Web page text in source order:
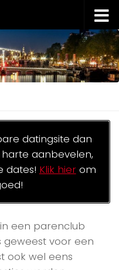
datingsite dan
aanbevelen,
dates! Klik hierom
een parenclub
geweest voor een
ook wel eens